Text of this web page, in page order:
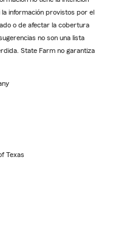
información provistos por el
o de afectar la cobertura
no son una lista
State Farm no garantiza
Texas